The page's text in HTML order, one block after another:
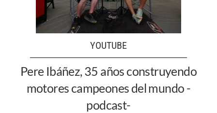
YOUTUBE
Pere Ibáñez, 35 años construyendo
motores campeones del mundo -
podcast-